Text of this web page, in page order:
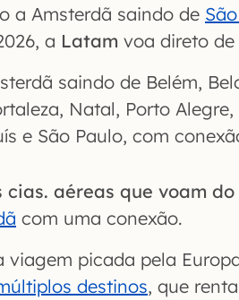
a Amsterdã saindo de
a Latam voa direto de
saindo de Belém,
Natal, Porto
e São Paulo, com
cias. aéreas que voam
com uma conexão.
viagem picada pela
destinos, que